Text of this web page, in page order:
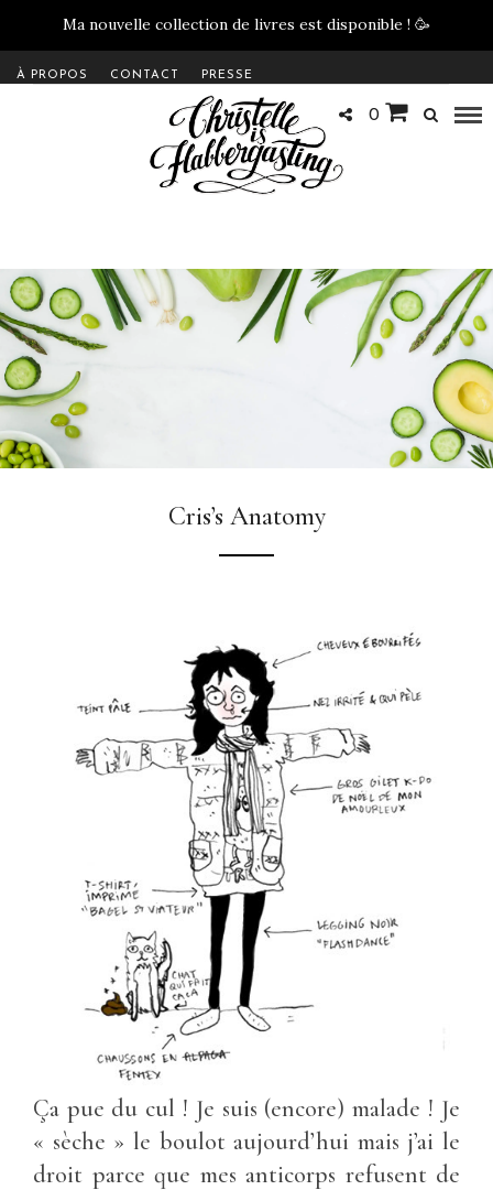
Ma nouvelle collection de livres est disponible ! 🥳
À PROPOS CONTACT PRESSE
0
Cris’s Anatomy
Ça pue du cul ! Je suis (encore) malade ! Je
« sèche » le boulot aujourd’hui mais j’ai le
droit parce que mes anticorps refusent de